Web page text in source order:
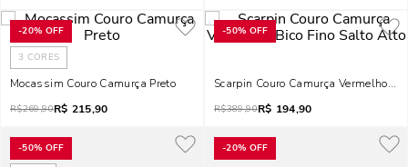
-20% OFF
3 CORES
Mocassim Couro Camurça Preto
R$269,90R$ 215,90
-50% OFF
Scarpin Couro Camurça Vermelho
R$389,90R$ 194,90
-50% OFF -20% OFF